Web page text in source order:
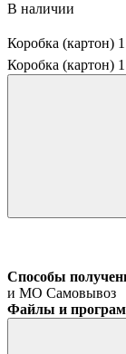
В наличии
Коробка (картон)
Коробка (картон)
Способы
и МО Самовывоз
Файлы и